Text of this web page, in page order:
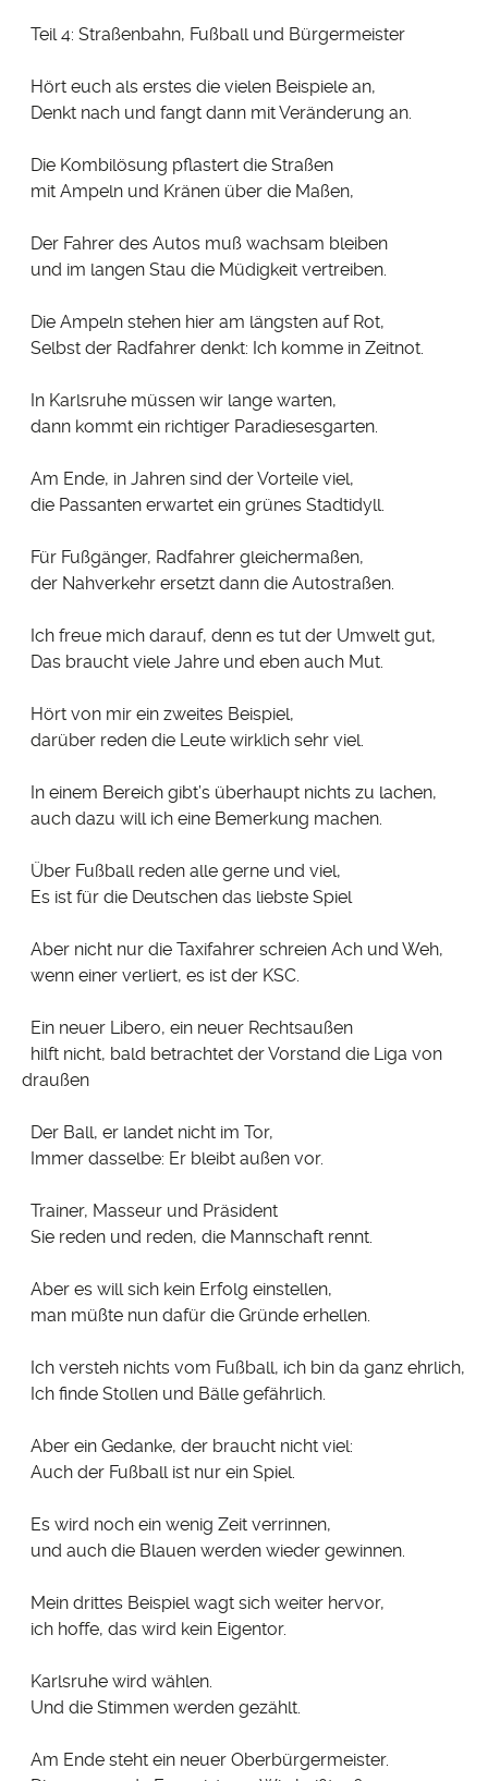
Teil 4: Straßenbahn, Fußball und Bürgermeister
Hört euch als erstes die vielen Beispiele an,
Denkt nach und fangt dann mit Veränderung an.
Die Kombilösung pflastert die Straßen
mit Ampeln und Kränen über die Maßen,
Der Fahrer des Autos muß wachsam bleiben
und im langen Stau die Müdigkeit vertreiben.
Die Ampeln stehen hier am längsten auf Rot,
Selbst der Radfahrer denkt: Ich komme in Zeitnot.
In Karlsruhe müssen wir lange warten,
dann kommt ein richtiger Paradiesesgarten.
Am Ende, in Jahren sind der Vorteile viel,
die Passanten erwartet ein grünes Stadtidyll.
Für Fußgänger, Radfahrer gleichermaßen,
der Nahverkehr ersetzt dann die Autostraßen.
Ich freue mich darauf, denn es tut der Umwelt gut,
Das braucht viele Jahre und eben auch Mut.
Hört von mir ein zweites Beispiel,
darüber reden die Leute wirklich sehr viel.
In einem Bereich gibt’s überhaupt nichts zu lachen,
auch dazu will ich eine Bemerkung machen.
Über Fußball reden alle gerne und viel,
Es ist für die Deutschen das liebste Spiel
Aber nicht nur die Taxifahrer schreien Ach und Weh,
wenn einer verliert, es ist der KSC.
Ein neuer Libero, ein neuer Rechtsaußen
hilft nicht, bald betrachtet der Vorstand die Liga von
draußen
Der Ball, er landet nicht im Tor,
Immer dasselbe: Er bleibt außen vor.
Trainer, Masseur und Präsident
Sie reden und reden, die Mannschaft rennt.
Aber es will sich kein Erfolg einstellen,
man müßte nun dafür die Gründe erhellen.
Ich versteh nichts vom Fußball, ich bin da ganz ehrlich,
Ich finde Stollen und Bälle gefährlich.
Aber ein Gedanke, der braucht nicht viel:
Auch der Fußball ist nur ein Spiel.
Es wird noch ein wenig Zeit verrinnen,
und auch die Blauen werden wieder gewinnen.
Mein drittes Beispiel wagt sich weiter hervor,
ich hoffe, das wird kein Eigentor.
Karlsruhe wird wählen.
Und die Stimmen werden gezählt.
Am Ende steht ein neuer Oberbürgermeister.